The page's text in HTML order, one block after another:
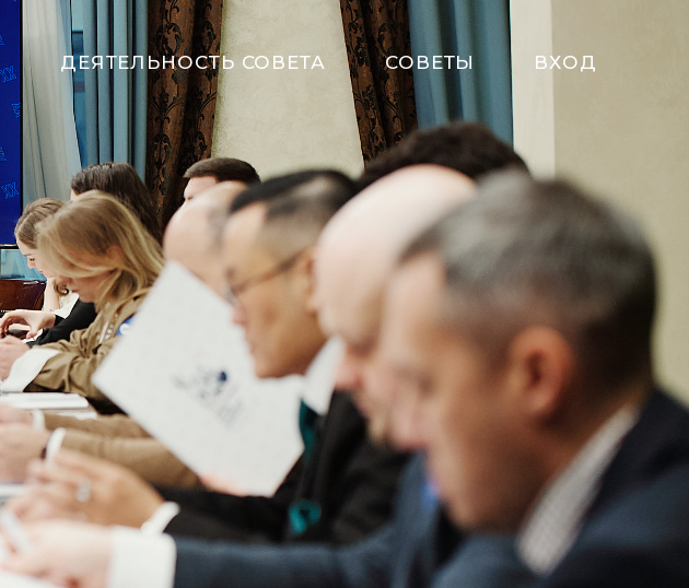
ДЕЯТЕЛЬНОСТЬ СОВЕТА СОВЕТЫ ВХОД